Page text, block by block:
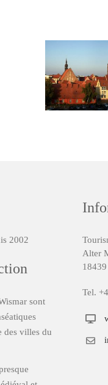
2002
sont
des villes du
Alter
Tel.